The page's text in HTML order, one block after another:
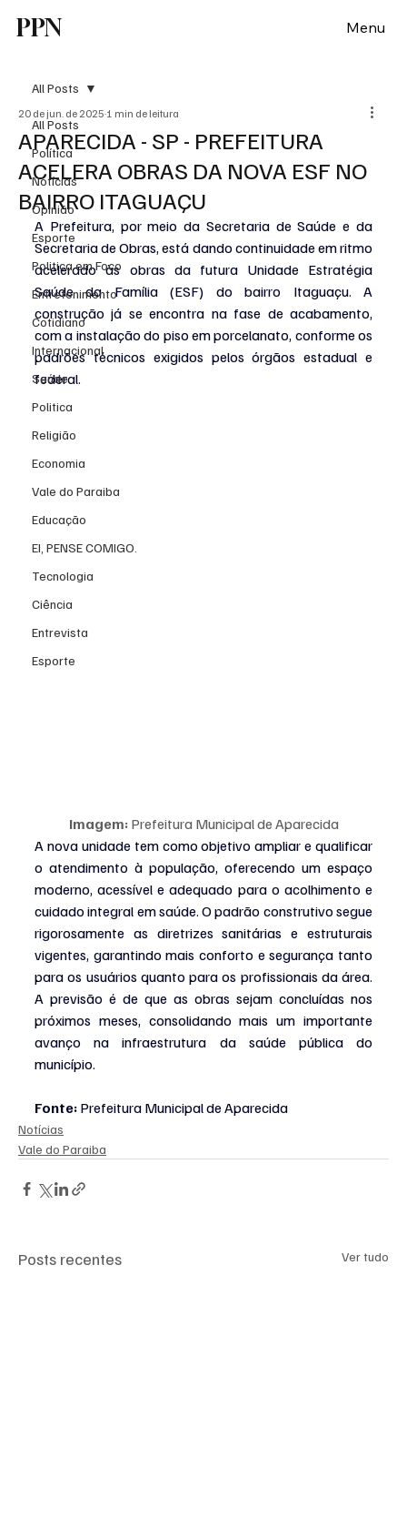
PPN Menu
All Posts
Política
Notícias
Opinião
Esporte
Politica em Foco
Entretenimento
Cotidiano
Internacional
Saúde
Politica
Religião
Economia
Vale do Paraiba
Educação
EI, PENSE COMIGO.
Tecnologia
Ciência
Entrevista
Esporte
All Posts
APARECIDA - SP - PREFEITURA
ACELERA OBRAS DA NOVA ESF NO
BAIRRO ITAGUAÇU
20 de jun. de 2025 1 min de leitura
A Prefeitura, por meio da Secretaria de Saúde e da
Secretaria de Obras, está dando continuidade em ritmo
acelerado às obras da futura Unidade Estratégia
Saúde da Família (ESF) do bairro Itaguaçu. A
construção já se encontra na fase de acabamento,
com a instalação do piso em porcelanato, conforme os
padrões técnicos exigidos pelos órgãos estadual e
federal.
Imagem: Prefeitura Municipal de Aparecida
A nova unidade tem como objetivo ampliar e qualificar
o atendimento à população, oferecendo um espaço
moderno, acessível e adequado para o acolhimento e
cuidado integral em saúde. O padrão construtivo segue
rigorosamente as diretrizes sanitárias e estruturais
vigentes, garantindo mais conforto e segurança tanto
para os usuários quanto para os profissionais da área.
A previsão é de que as obras sejam concluídas nos
próximos meses, consolidando mais um importante
avanço na infraestrutura da saúde pública do
município.
Fonte: Prefeitura Municipal de Aparecida
Notícias
Vale do Paraiba
Posts recentes Ver tudo